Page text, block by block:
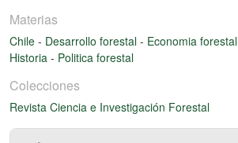
Materias
Chile - Desarrollo forestal - Economia forestal
Historia - Politica forestal
Colecciones
Revista Ciencia e Investigación Forestal